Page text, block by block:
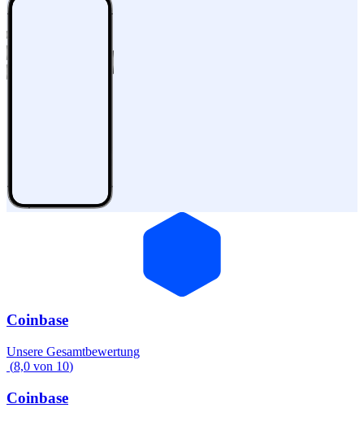
Coinbase
Unsere Gesamtbewertung
(8,0 von 10)
Coinbase